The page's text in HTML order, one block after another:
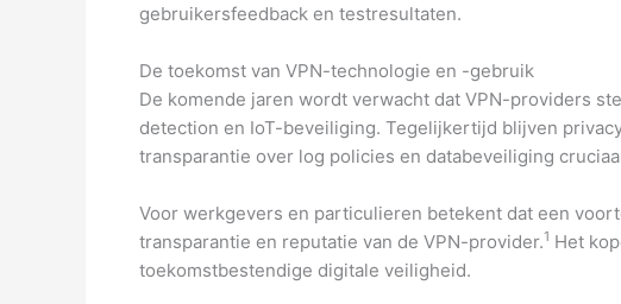
gebruikersfeedback en testresultaten.
De toekomst van VPN-technologie en -gebruik
De komende jaren wordt verwacht dat VPN-providers
detection en IoT-beveiliging. Tegelijkertijd blijven
transparantie over log policies en databeveiliging
Voor werkgevers en particulieren betekent dat een
transparantie en reputatie van de VPN-provider.1 Het
toekomstbestendige digitale veiligheid.